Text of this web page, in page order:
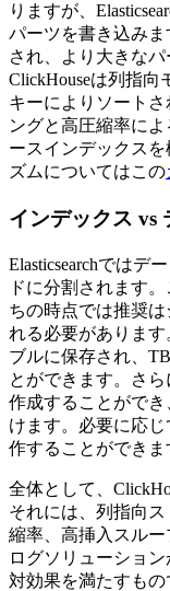
りますが、
パーツを書き込み
され、より大きな
ClickHouseは列指
キーによりソート
ングと高圧縮率に
ースインデックス
ズムについてはこの
インデックス vs
Elasticsearchではデ
ドに分割されます
ちの時点では推奨
れる必要があります
ブルに保存され、
とができます。さら
作成することがで
けます。必要に応
作することができま
全体として、
それには、列指向
縮率、高挿入スル
ログソリューショ
対効果を満たすもの